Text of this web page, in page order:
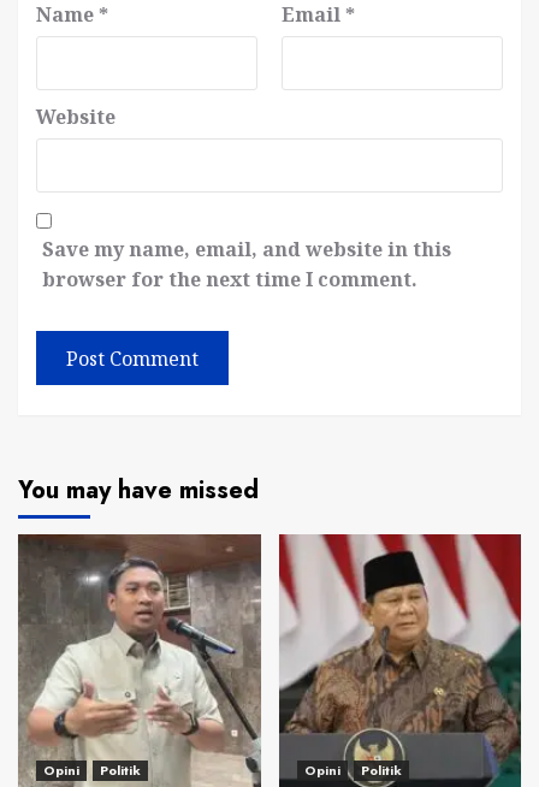
Name * Email *
Website
Save my name, email, and website in this
browser for the next time I comment.
You may have missed
Opini Politik Opini Politik